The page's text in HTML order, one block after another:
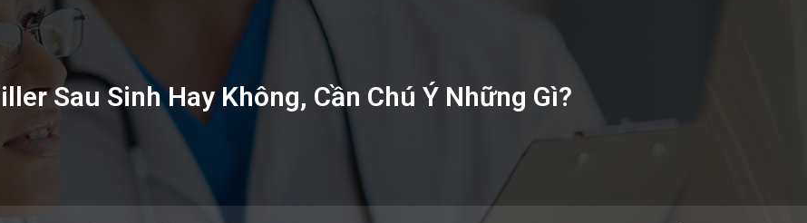
Sau Sinh Hay Không, Cần Chú Ý Những Gì?